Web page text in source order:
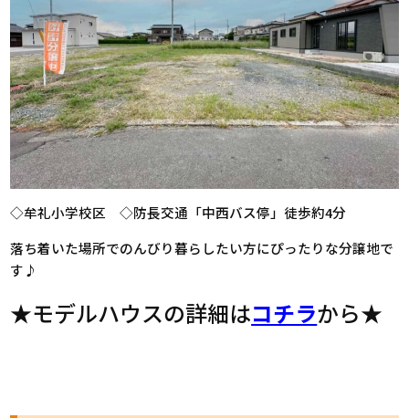
◇牟礼小学校区 ◇防長交通「中西バス停」徒歩約4分
落ち着いた場所でのんびり暮らしたい方にぴったりな分譲地で
す♪
★モデルハウスの詳細はコチラから★